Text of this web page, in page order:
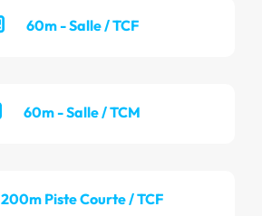
60m - Salle / TCF
60m - Salle / TCM
200m Piste Courte / TCF